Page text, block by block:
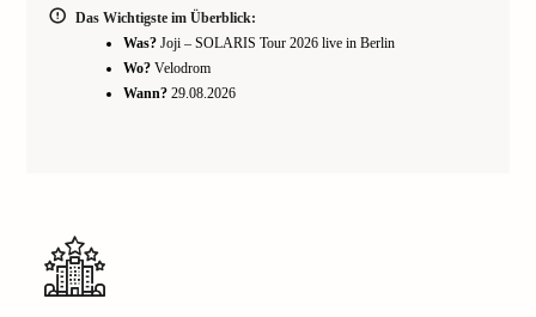
Das Wichtigste im Überblick:
Was? Joji – SOLARIS Tour 2026 live in Berlin
Wo? Velodrom
Wann? 29.08.2026